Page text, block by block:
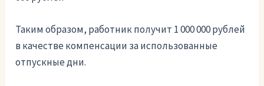
Таким образом, работник получит 1 000 000 рублей
в качестве компенсации за использованные
отпускные дни.